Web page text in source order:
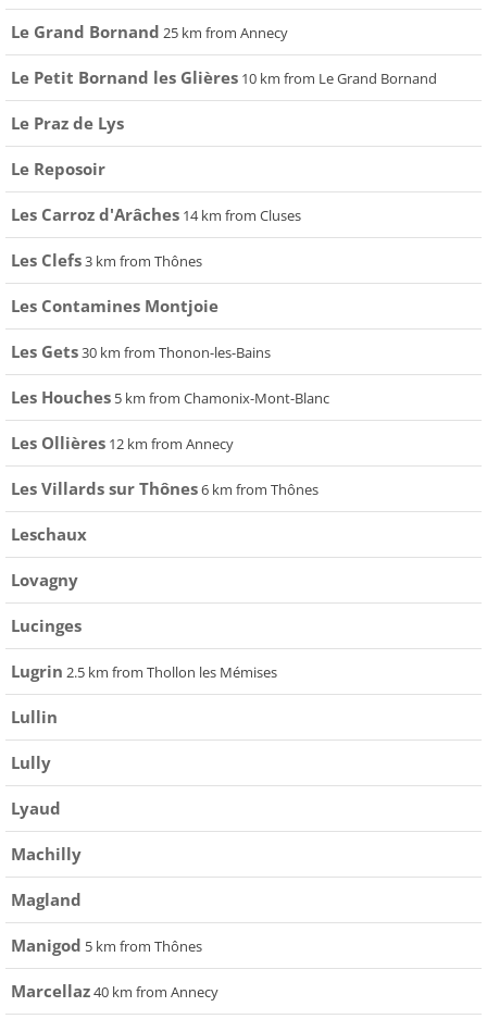
Le Grand Bornand 25 km from Annecy
Le Petit Bornand les Glières 10 km from Le Grand Bornand
Le Praz de Lys
Le Reposoir
Les Carroz d'Arâches 14 km from Cluses
Les Clefs3 km from Thônes
Les Contamines Montjoie
Les Gets30 km from Thonon-les-Bains
Les Houches 5 km from Chamonix-Mont-Blanc
Les Ollières 12 km from Annecy
Les Villards sur Thônes6 km from Thônes
Leschaux
Lovagny
Lucinges
Lugrin 2.5 km from Thollon les Mémises
Lullin
Lully
Lyaud
Machilly
Magland
Manigod 5 km from Thônes
Marcellaz40 km from Annecy